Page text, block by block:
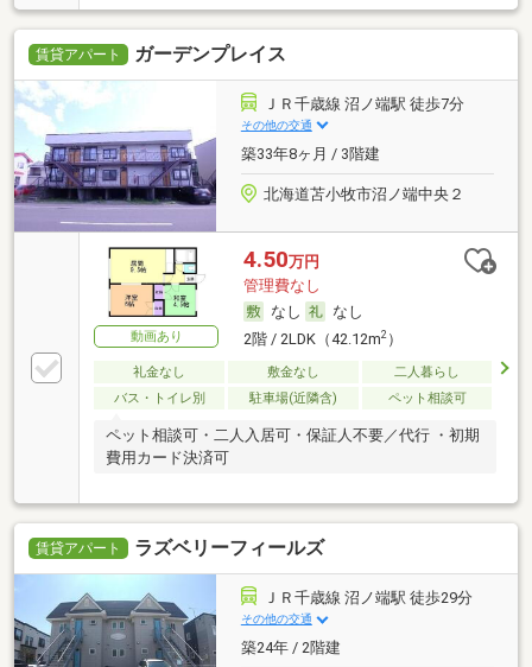
賃貸アパート ガーデンプレイス
ＪＲ千歳線 沼ノ端駅 徒歩7分
その他の交通
築33年8ヶ月 / 3階建
北海道苫小牧市沼ノ端中央２
動画あり
4.50万円
管理費なし
なし
なし
2階 / 2LDK（42.12m2）
礼金なし 敷金なし
二人暮らし
バス・トイレ別
駐車場(近隣含) ペット相談可
ペット相談可・二人入居可・保証人不要／代行 ・初期
費用カード決済可
賃貸アパート ラズベリーフィールズ
ＪＲ千歳線 沼ノ端駅 徒歩29分
その他の交通
築24年 / 2階建